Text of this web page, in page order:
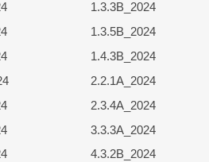
1.3.3B_2024
1.3.5B_2024
1.4.3B_2024
2.2.1A_2024
2.3.4A_2024
3.3.3A_2024
4.3.2B_2024